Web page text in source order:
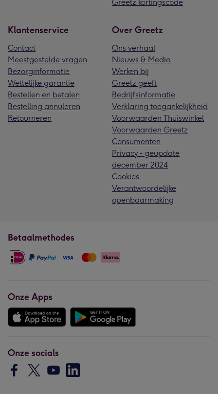
Greetz kortingscode
Klantenservice
Contact
Meestgestelde vragen
Bezorginformatie
Wettelijke garantie
Bestellen en betalen
Bestelling annuleren
Retourneren
Over Greetz
Ons verhaal
Nieuws & Media
Werken bij
Greetz geeft
Bedrijfsinformatie
Verklaring toegankelijkheid
Voorwaarden Thuiswinkel
Voorwaarden Greetz
Consumenten
Privacy - geupdate
december 2024
Cookies
Verantwoordelijke
openbaarmaking
Betaalmethodes
Onze Apps
Onze socials